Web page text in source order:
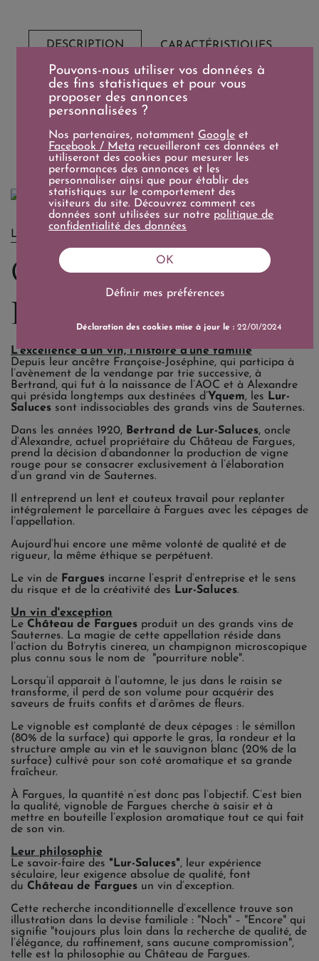
DESCRIPTION CARACTÉRISTIQUES
80% Sémillon et 20% Sauvignon Blanc
A servir à une température de 9-12°.
(Chapon, poulet, oie...), un foie gras.
LE DOMAINE
Château de Fargues
Lur-Saluces
L'excellence d'un vin, l'histoire d'une famille
Depuis leur ancêtre Françoise-Joséphine, qui participa à
l’avènement de la vendange par trie successive, à
Bertrand, qui fut à la naissance de l’AOC et à Alexandre
qui présida longtemps aux destinées d’Yquem, les
Lur-
Saluces sont indissociables des grands vins de Sauternes.
Dans les années 1920, Bertrand de Lur-Saluces, oncle
d’Alexandre, actuel propriétaire du Château de Fargues,
prend la décision d’abandonner la production de vigne
rouge pour se consacrer exclusivement à l’élaboration
d’un grand vin de Sauternes.
Il entreprend un lent et couteux travail pour replanter
intégralement le parcellaire à Fargues avec les cépages de
l’appellation.
Aujourd’hui encore une même volonté de qualité et de
rigueur, la même éthique se perpétuent.
Le vin de Fargues incarne l’esprit d’entreprise et le sens
du risque et de la créativité des
Lur-Saluces.
Un vin d'exception
Le Château de Fargues produit un des grands vins de
Sauternes. La magie de cette appellation réside dans
l’action du Botrytis cinerea, un champignon microscopique
plus connu sous le nom de "pourriture noble".
Lorsqu’il apparait à l’automne, le jus dans le raisin se
transforme, il perd de son volume pour acquérir des
saveurs de fruits confits et d’arômes de fleurs.
Le vignoble est complanté de deux cépages : le sémillon
(80% de la surface) qui apporte le gras, la rondeur et la
structure ample au vin et le sauvignon blanc (20% de la
surface) cultivé pour son coté aromatique et sa grande
fraîcheur.
À Fargues, la quantité n’est donc pas l’objectif. C’est bien
la qualité, vignoble de Fargues cherche à saisir et à
mettre en bouteille l’explosion aromatique tout ce qui fait
de son vin.
Leur philosophie
Le savoir-faire des "Lur-Saluces", leur expérience
séculaire, leur exigence absolue de qualité, font
du Château de Fargues un vin d’exception.
Cette recherche inconditionnelle d’excellence trouve son
illustration dans la devise familiale : "Noch" – "Encore" qui
signifie "toujours plus loin dans la recherche de qualité, de
l’élégance, du raffinement, sans aucune compromission",
telle est la philosophie au Château de Fargues.
Pouvons-nous utiliser vos données à
des fins statistiques et pour vous
proposer des annonces
personnalisées ?
Nos partenaires, notamment Google et
Facebook / Meta recueilleront ces données et
utiliseront des cookies pour mesurer les
performances des annonces et les
personnaliser ainsi que pour établir des
statistiques sur le comportement des
visiteurs du site. Découvrez comment ces
données sont utilisées sur notre politique de
confidentialité des données
Définir mes préférences
OK
Déclaration des cookies mise à jour le :22/01/2024